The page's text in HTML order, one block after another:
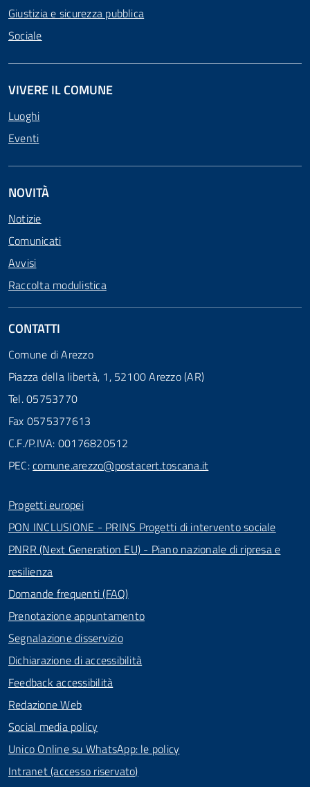
Giustizia e sicurezza pubblica
Sociale
VIVERE IL COMUNE
Luoghi
Eventi
NOVITÀ
Notizie
Comunicati
Avvisi
Raccolta modulistica
CONTATTI
Comune di Arezzo
Piazza della libertà, 1, 52100 Arezzo (AR)
Tel. 05753770
Fax 0575377613
C.F./P.IVA: 00176820512
PEC:comune.arezzo@postacert.toscana.it
Progetti europei
PON INCLUSIONE - PRINS Progetti di intervento sociale
PNRR (Next Generation EU) - Piano nazionale di ripresa e
resilienza
Domande frequenti (FAQ)
Prenotazione appuntamento
Segnalazione disservizio
Dichiarazione di accessibilità
Feedback accessibilità
Redazione Web
Social media policy
Unico Online su WhatsApp: le policy
Intranet (accesso riservato)